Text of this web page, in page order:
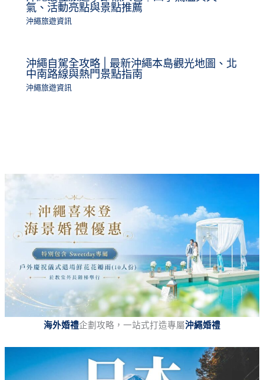
氣、活動亮點與景點推薦
沖繩旅遊資訊
沖繩自駕全攻略 | 最新沖繩本島觀光地圖、北
中南路線與熱門景點指南
沖繩旅遊資訊
海外婚禮企劃攻略，一站式打造專屬沖繩婚禮